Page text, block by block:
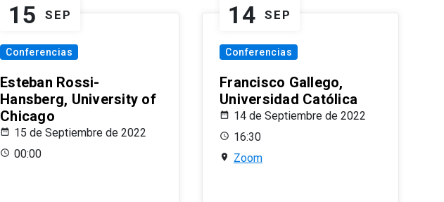
15 SEP
Conferencias
Esteban Rossi-
Hansberg, University of
Chicago
15 de Septiembre de 2022
00:00
14 SEP
Conferencias
Francisco Gallego,
Universidad Católica
14 de Septiembre de 2022
16:30
Zoom